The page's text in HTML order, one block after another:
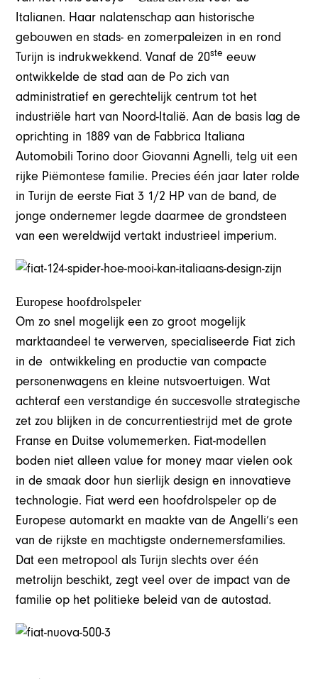
Italianen. Haar nalatenschap aan historische
gebouwen en stads- en zomerpaleizen in en rond
Turijn is indrukwekkend. Vanaf de 20ste eeuw
ontwikkelde de stad aan de Po zich van
administratief en gerechtelijk centrum tot het
industriële hart van Noord-Italië. Aan de basis lag de
oprichting in 1889 van de Fabbrica Italiana
Automobili Torino door Giovanni Agnelli, telg uit een
rijke Piëmontese familie. Precies één jaar later rolde
in Turijn de eerste Fiat 3 1/2 HP van de band, de
jonge ondernemer legde daarmee de grondsteen
van een wereldwijd vertakt industrieel imperium.
Europese hoofdrolspeler
Om zo snel mogelijk een zo groot mogelijk
marktaandeel te verwerven, specialiseerde Fiat zich
in de ontwikkeling en productie van compacte
personenwagens en kleine nutsvoertuigen. Wat
achteraf een verstandige én succesvolle strategische
zet zou blijken in de concurrentiestrijd met de grote
Franse en Duitse volumemerken. Fiat-modellen
boden niet alleen value for money maar vielen ook
in de smaak door hun sierlijk design en innovatieve
technologie. Fiat werd een hoofdrolspeler op de
Europese automarkt en maakte van de Angelli’s een
van de rijkste en machtigste ondernemersfamilies.
Dat een metropool als Turijn slechts over één
metrolijn beschikt, zegt veel over de impact van de
familie op het politieke beleid van de autostad.